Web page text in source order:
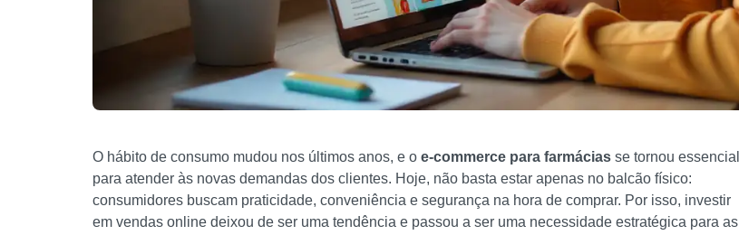
O hábito de consumo mudou nos últimos anos, e o e-commerce para farmácias se tornou essencial
para atender às novas demandas dos clientes. Hoje, não basta estar apenas no balcão físico:
consumidores buscam praticidade, conveniência e segurança na hora de comprar. Por isso, investir
em vendas online deixou de ser uma tendência e passou a ser uma necessidade estratégica para as